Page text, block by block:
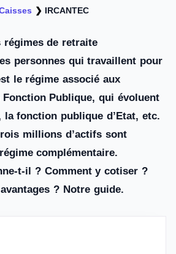
❯ IRCANTEC
de retraite
personnes qui travaillent pour
le régime associé aux
Publique, qui évoluent
fonction publique d’Etat, etc.
millions d’actifs sont
complémentaire.
t-il ? Comment y cotiser ?
? Notre guide.